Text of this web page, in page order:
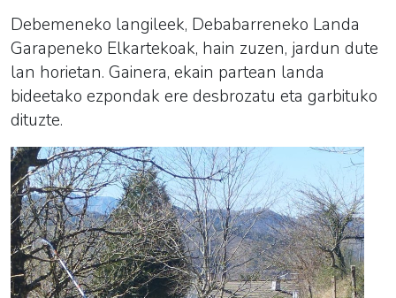
Debemeneko langileek, Debabarreneko Landa
Garapeneko Elkartekoak, hain zuzen, jardun dute
lan horietan. Gainera, ekain partean landa
bideetako ezpondak ere desbrozatu eta garbituko
dituzte.